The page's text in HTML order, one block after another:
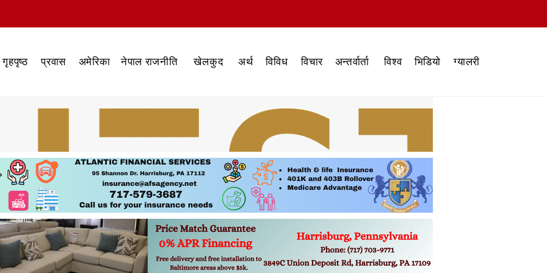
गृहपृष्ठ प्रवास अमेरिका नेपाल राजनीति खेलकुद अर्थ विविध विचार अन्तर्वार्ता विश्व भिडियो ग्यालरी